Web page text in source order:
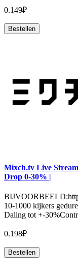
0.149₽
Bestellen
Mixch.tv Live
Drop 0-30% |
10-1000 kijkers
Daling tot +-
0.198₽
Bestellen